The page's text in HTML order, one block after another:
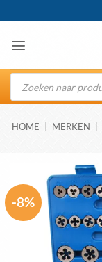
naar
inhoud
Producten
zoeken
HOME MERKEN
-8%